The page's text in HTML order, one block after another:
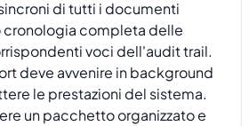
di tutti i documenti
cronologia completa delle
voci dell'audit trail.
deve avvenire in background
le prestazioni del sistema.
un pacchetto organizzato e